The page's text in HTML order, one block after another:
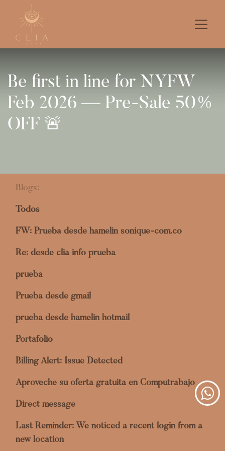
Be first in line for NYFW
Feb 2026 — Pre-Sale 50%
OFF 🚨
Blogs:
Todos
FW: Prueba desde hamelin sonique-com.co
Re: desde clia info prueba
prueba
Prueba desde gmail
prueba desde hamelin hotmail
Portafolio
Billing Alert: Issue Detected
Aproveche su oferta gratuita en Computrabajo
Direct message
Last Reminder: We noticed a recent login from a
new location